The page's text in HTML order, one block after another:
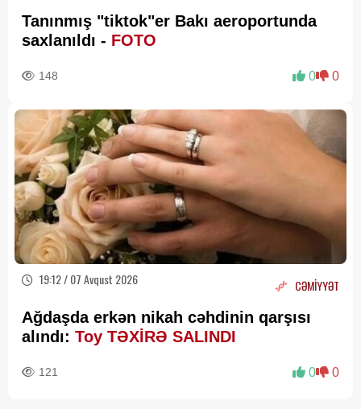
Tanınmış "tiktok"er Bakı aeroportunda
saxlanıldı - FOTO
148 0 0
19:12 / 07 Avqust 2026 CƏMİYYƏT
Ağdaşda erkən nikah cəhdinin qarşısı
alındı: Toy TƏXİRƏ SALINDI
121 0 0